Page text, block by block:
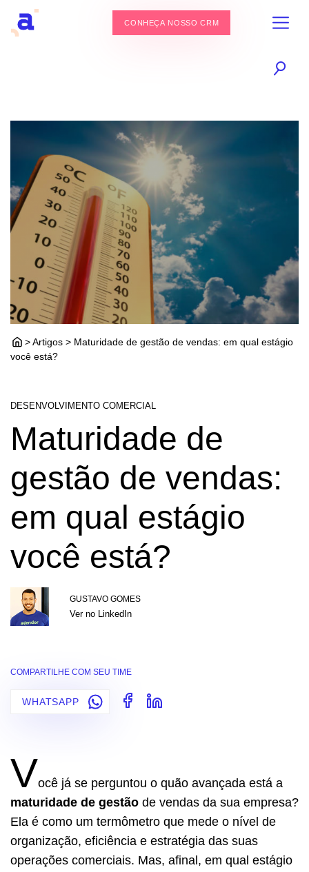
CONHEÇA NOSSO CRM
> Artigos > Maturidade de gestão de vendas: em qual estágio
você está?
DESENVOLVIMENTO COMERCIAL
Maturidade de
gestão de vendas:
em qual estágio
você está?
GUSTAVO GOMES
Ver no LinkedIn
COMPARTILHE COM SEU TIME
WHATSAPP
Você já se perguntou o quão avançada está a
maturidade de gestão de vendas da sua empresa?
Ela é como um termômetro que mede o nível de
organização, eficiência e estratégia das suas
operações comerciais. Mas, afinal, em qual estágio